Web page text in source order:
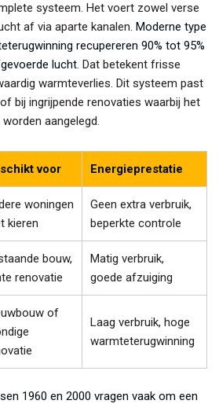
systeem. Het voert zowel verse
af via aparte kanalen. Moderne type
recupereren 90% tot 95%
lucht. Dat betekent frisse
warmteverlies. Dit systeem past
bij ingrijpende renovaties waarbij het
aangelegd.
voor Energieprestatie
woningen
kieren
Geen extra verbruik,
beperkte controle
bouw,
renovatie
Matig verbruik,
goede afzuiging
of
Laag verbruik, hoge
warmteterugwinning
1960 en 2000 vragen vaak om een